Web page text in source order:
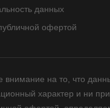
данных
офертой
на то, что
характер и ни при